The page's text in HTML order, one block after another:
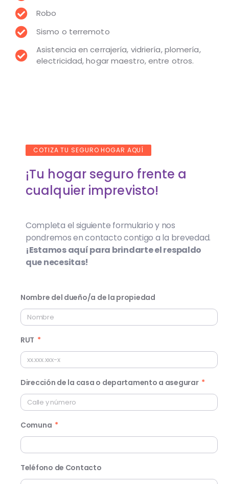
Robo
Sismo o terremoto
Asistencia en cerrajería, vidriería, plomería,
electricidad, hogar maestro, entre otros.
COTIZA TU SEGURO HOGAR AQUÍ
¡Tu hogar seguro frente a
cualquier imprevisto!
Completa el siguiente formulario y nos
pondremos en contacto contigo a la brevedad.
¡Estamos aquí para brindarte el respaldo
que necesitas!
Nombre del dueño/a de la propiedad
RUT
Dirección de la casa o departamento a asegurar
Comuna
Teléfono de Contacto